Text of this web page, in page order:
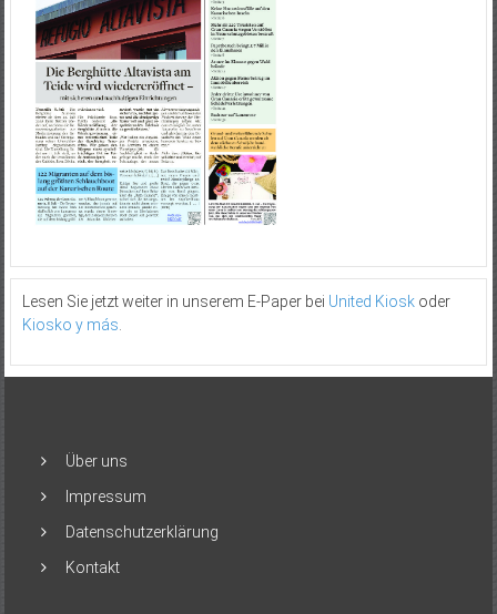
Lesen Sie jetzt weiter in unserem E-Paper bei United Kioskoder
Kiosko y más
Über uns
Impressum
Datenschutzerklärung
Kontakt